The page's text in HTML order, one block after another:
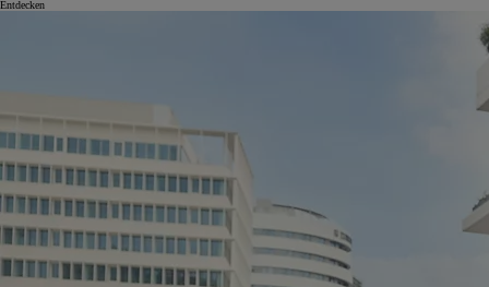
Entdecken